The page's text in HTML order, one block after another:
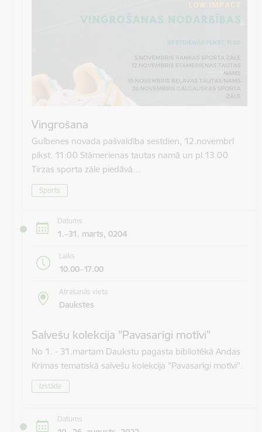
Vingrošana
Gulbenes novada pašvaldība sestdien, 12.novembrī
plkst. 11:00 Stāmerienas tautas namā un pl.13.00
Tirzas sporta zāle piedāvā…
Sports
Datums
1.–31. marts, 0204
Laiks
10.00–17.00
Atrašanās vieta
Daukstes
Salvešu kolekcija "Pavasarīgi motīvi"
No 1. - 31.martam Daukstu pagasta bibliotēkā Andas
Krimas tematiskā salvešu kolekcija "Pavasarīgi motīvi".
Izstāde
Datums